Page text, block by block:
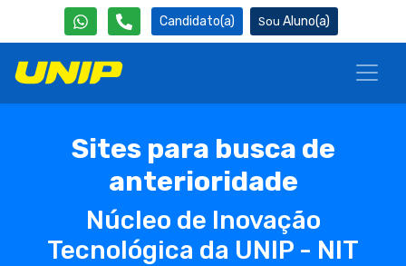
Candidato(a) Aluno(a)
Sites para busca de
anterioridade
Núcleo de Inovação
Tecnológica da UNIP - NIT